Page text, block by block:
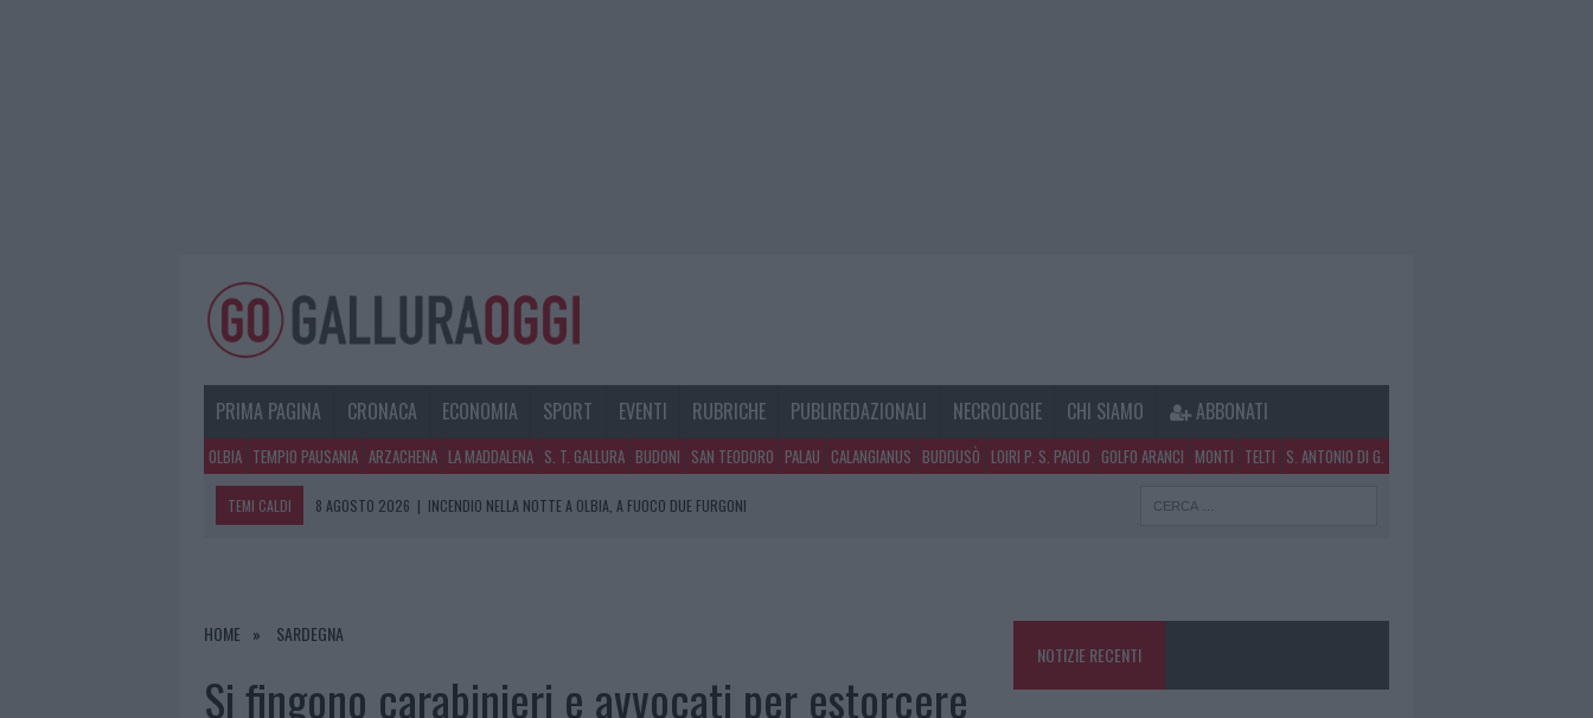
PRIMA PAGINA CRONACA ECONOMIA SPORT EVENTI RUBRICHE PUBLIREDAZIONALI NECROLOGIE CHI SIAMO ABBONATI
OLBIA TEMPIO PAUSANIA ARZACHENA LA MADDALENA S. T. GALLURA BUDONI SAN TEODORO PALAU CALANGIANUS BUDDUSÒ LOIRI P. S. PAOLO GOLFO ARANCI MONTI TELTI S. ANTONIO DI G.
TEMI CALDI 8 AGOSTO 2026 | INCENDIO NELLA NOTTE A OLBIA, A FUOCO DUE FURGONI
7 AGOSTO 2026
HOME SARDEGNA
Si fingono carabinieri e avvocati per estorcere
NOTIZIE RECENTI